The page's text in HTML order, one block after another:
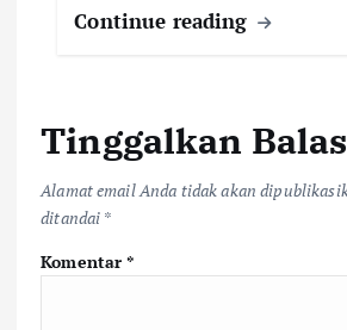
Continue reading
Tinggalkan
Alamat email Anda tidak akan
ditandai *
Komentar*